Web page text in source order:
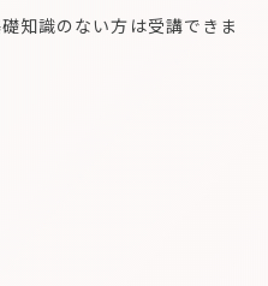
知識のない方は受講できま